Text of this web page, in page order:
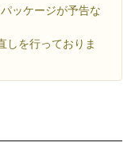
ッケージが予告な
しを行っておりま